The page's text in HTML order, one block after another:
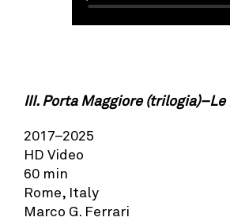
III. Porta Maggiore
2017–2025
HD Video
60 min
Rome, Italy
Marco G. Ferrari